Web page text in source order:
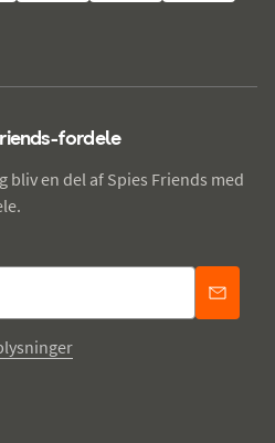
fordele
en del af Spies Friends med